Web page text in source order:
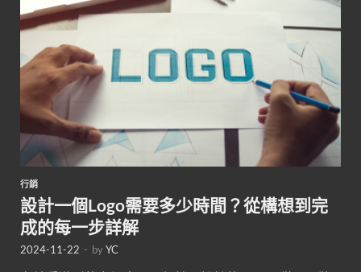
行銷
設計一個Logo需要多少時間？從構想到完
成的每一步詳解
2024-11-22 - byYC